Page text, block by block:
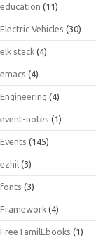
education (11)
Electric Vehicles (30)
elk stack (4)
emacs (4)
Engineering (4)
event-notes (1)
Events (145)
ezhil (3)
fonts (3)
Framework (4)
FreeTamilEbooks (1)